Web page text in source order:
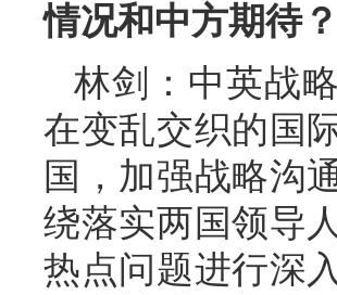
情况和中方期待？
林剑：中英战
在变乱交织的国
国，加强战略沟
绕落实两国领导
热点问题进行深